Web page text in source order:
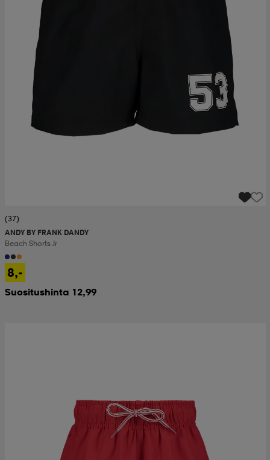
(37)
ANDY BY FRANK DANDY
Beach Shorts Jr
8,-
Suositushinta 12,99